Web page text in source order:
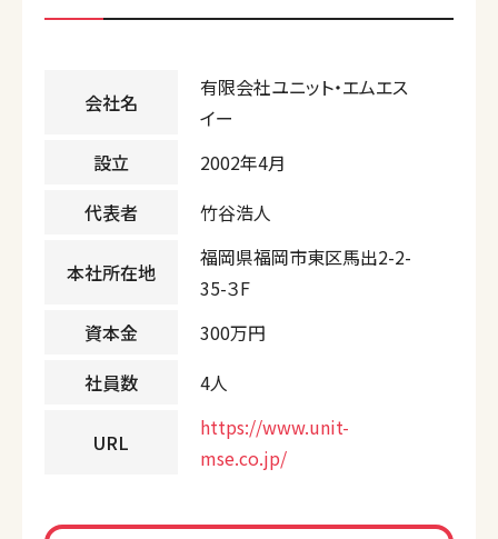
会社名
有限会社ユニット・エムエス
イー
設立
2002年4月
代表者
竹谷浩人
本社所在地
福岡県福岡市東区馬出2-2-
35-３F
資本金
300万円
社員数
4人
URL
https://www.unit-
mse.co.jp/